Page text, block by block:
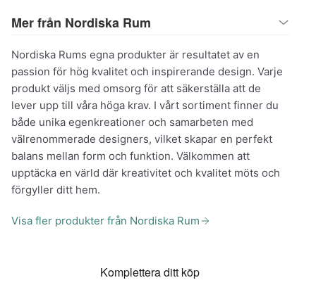
Mer från Nordiska Rum
Nordiska Rums egna produkter är resultatet av en
passion för hög kvalitet och inspirerande design. Varje
produkt väljs med omsorg för att säkerställa att de
lever upp till våra höga krav. I vårt sortiment finner du
både unika egenkreationer och samarbeten med
välrenommerade designers, vilket skapar en perfekt
balans mellan form och funktion. Välkommen att
upptäcka en värld där kreativitet och kvalitet möts och
förgyller ditt hem.
Visa fler produkter från Nordiska Rum
Komplettera ditt köp